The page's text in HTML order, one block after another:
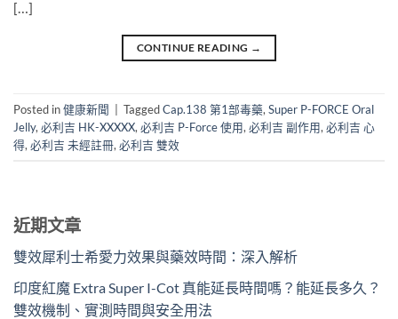
[…]
CONTINUE READING →
Posted in健康新聞 TaggedCap.138 第1部毒藥, Super P-FORCE Oral
Jelly, 必利吉 HK-XXXXX, 必利吉 P-Force 使用, 必利吉 副作用, 必利吉 心
得, 必利吉 未經註冊, 必利吉 雙效
近期文章
雙效犀利士希愛力效果與藥效時間：深入解析
印度紅魔 Extra Super I-Cot 真能延長時間嗎？能延長多久？
雙效機制、實測時間與安全用法